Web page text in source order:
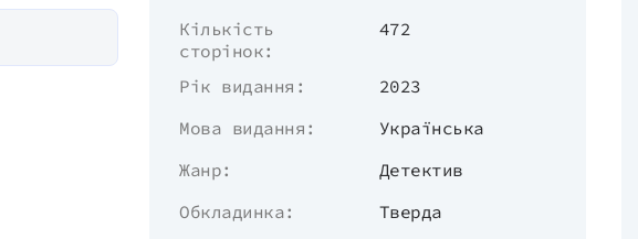
Кількість
сторінок:
472
Рік видання:
2023
Мова видання:
Українська
Жанр:
Детектив
Обкладинка:
Тверда